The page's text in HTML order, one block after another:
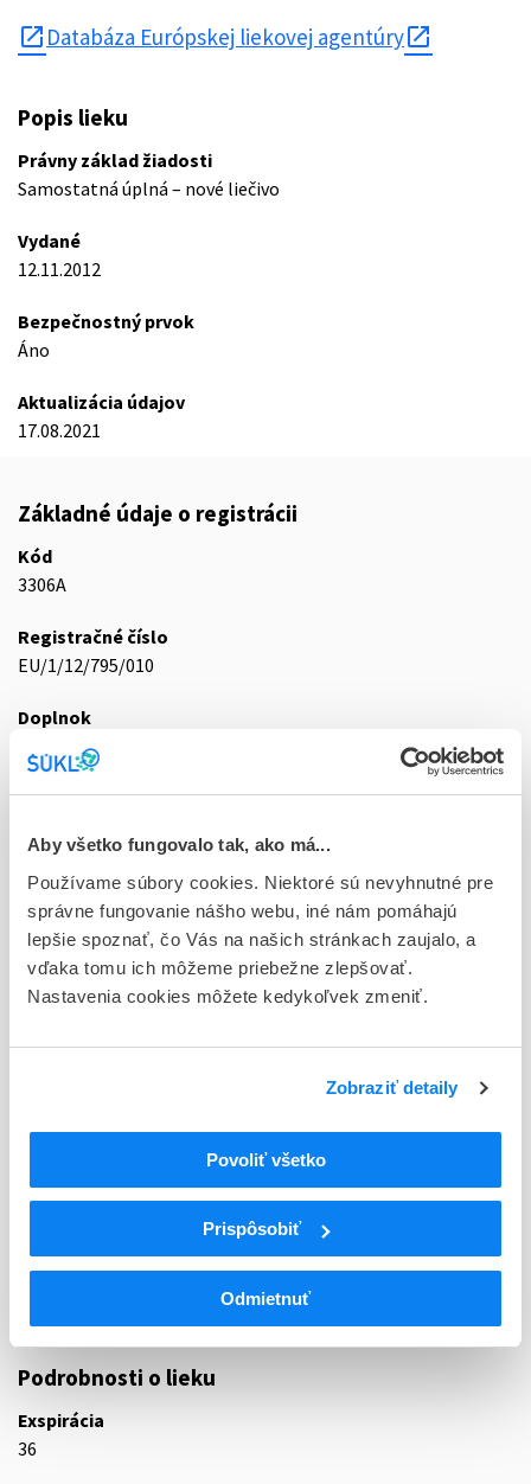
Aby všetko fungovalo tak, ako má...
Používame súbory cookies. Niektoré sú nevyhnutné pre
správne fungovanie nášho webu, iné nám pomáhajú
lepšie spoznať, čo Vás na našich stránkach zaujalo, a
vďaka tomu ich môžeme priebežne zlepšovať.
Nastavenia cookies môžete kedykoľvek zmeniť.
Zobraziť detaily
Povoliť všetko
Prispôsobiť
Odmietnuť
open_in_new Databáza Európskej liekovej agentúry
Popis lieku
Právny základ žiadosti
Samostatná úplná – nové liečivo
Vydané
12.11.2012
Bezpečnostný prvok
Áno
Aktualizácia údajov
17.08.2021
Základné údaje o registrácii
Kód
3306A
Registračné číslo
EU/1/12/795/010
Doplnok
tbl flm 90x1x10 mg (blis.Al/Al-jednotl.dávka)
Stav
Typ registračnej procedúry
Európska
Držiteľ, krajina
AstraZeneca AB, Švédsko
TRÁVIACI TRAKT A METABOLIZMUS
Liečivá znižujúce hladinu glukózy v krvi s
výnimkou inzulínov
A10BK
Inhibítory SGLT2 (kotransportéra
Dapagliflozín
Podrobnosti o lieku
Exspirácia
36